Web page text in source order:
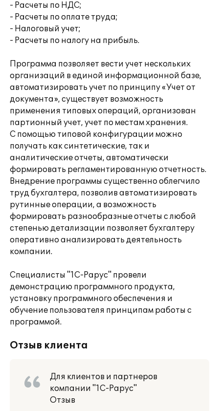
- Расчеты по НДС;
- Расчеты по оплате труда;
- Налоговый учет;
- Расчеты по налогу на прибыль.
Программа позволяет вести учет нескольких
организаций в единой информационной базе,
автоматизировать учет по принципу «Учет от
документа», существует возможность
применения типовых операций, организован
партионный учет, учет по местам хранения.
С помощью типовой конфигурации можно
получать как синтетические, так и
аналитические отчеты, автоматически
формировать регламентированную отчетность.
Внедрение программы существенно облегчило
труд бухгалтера, позволив автоматизировать
рутинные операции, а возможность
формировать разнообразные отчеты с любой
степенью детализации позволяет бухгалтеру
оперативно анализировать деятельность
компании.
Специалисты "1С-Рарус" провели
демонстрацию программного продукта,
установку программного обеспечения и
обучение пользователя принципам работы с
программой.
Отзыв клиента
Для клиентов и партнеров
компании "1С-Рарус"
Отзыв